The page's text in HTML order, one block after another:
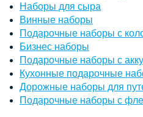
Наборы для сыра
Винные наборы
Подарочные наборы с
Бизнес наборы
Подарочные наборы с
Кухонные подарочные
Дорожные наборы для
Подарочные наборы с